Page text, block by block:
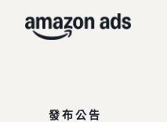
發布公告